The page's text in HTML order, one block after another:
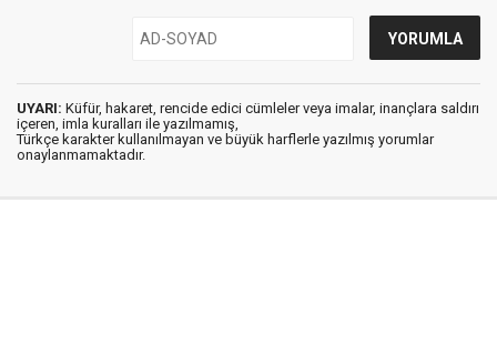
UYARI: Küfür, hakaret, rencide edici cümleler veya imalar, inançlara saldırı
içeren, imla kuralları ile yazılmamış,
Türkçe karakter kullanılmayan ve büyük harflerle yazılmış yorumlar
onaylanmamaktadır.